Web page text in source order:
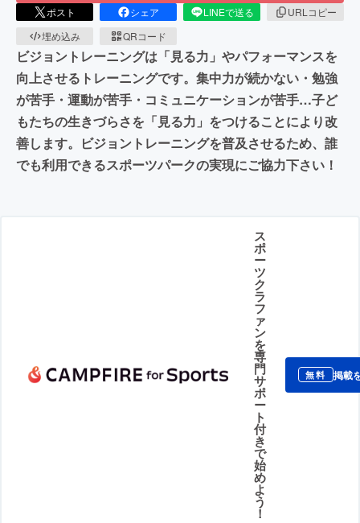
ポスト シェア LINEで送る
URLコピー
埋め込み
QRコード
ビジョントレーニングは「見る力」やパフォーマンスを
向上させるトレーニングです。集中力が続かない・勉強
が苦手・運動が苦手・コミュニケーションが苦手…子ど
もたちの生きづらさを「見る力」をつけることにより改
善します。ビジョントレーニングを普及させるため、誰
でも利用できるスポーツパークの実現にご協力下さい！
ス
ポ
ー
ツ
ク
ラ
フ
ァ
ン
を
専
門
サ
ポ
ー
ト
付
き
で
始
め
よ
う
！
無料 掲載